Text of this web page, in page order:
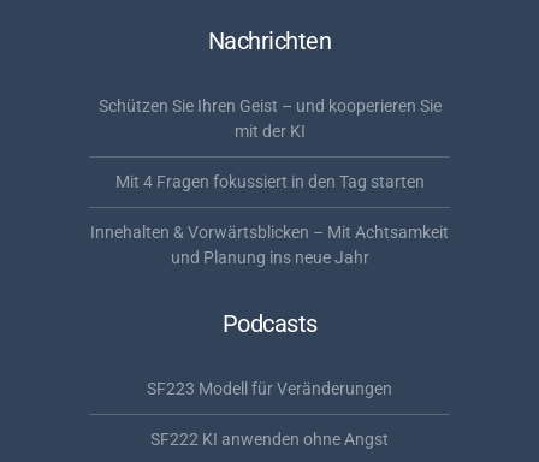
Nachrichten
Schützen Sie Ihren Geist – und kooperieren Sie
mit der KI
Mit 4 Fragen fokussiert in den Tag starten
Innehalten & Vorwärtsblicken – Mit Achtsamkeit
und Planung ins neue Jahr
Podcasts
SF223 Modell für Veränderungen
SF222 KI anwenden ohne Angst